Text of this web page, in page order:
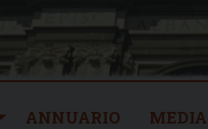
ANNUARIO MEDIA